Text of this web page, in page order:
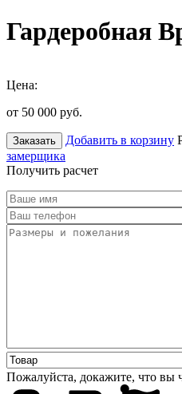
Гардеробная
Цена:
от 50 000 руб.
Заказать Добавить в корзину
замерщика
Получить расчет
Пожалуйста, докажите, что вы